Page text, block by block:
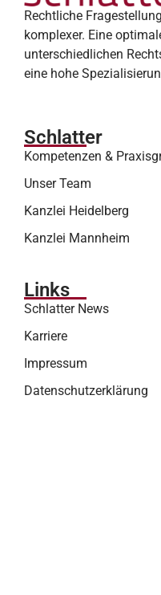
Rechtliche
komplexer. Eine
unterschiedlichen
eine hohe
Schlatter
Kompetenzen &
Unser Team
Kanzlei Heidelberg
Kanzlei Mannheim
Links
Schlatter News
Karriere
Impressum
Datenschutzerklärung